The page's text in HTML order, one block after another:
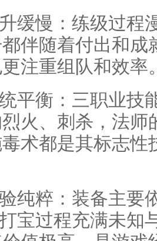
缓慢：练级过程
伴随着付出和成
注重组队和效率
平衡：三职业技
火、刺杀，法师
术都是其标志性
纯粹：装备主要
宝过程充满未知